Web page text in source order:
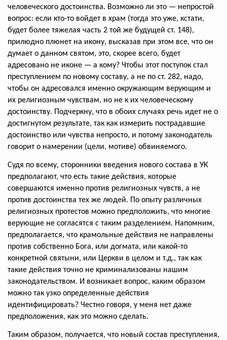
человеческого достоинства. Возможно ли это — непростой
вопрос: если кто-то войдет в храм (тогда это уже, кстати,
будет более тяжелая часть 2 той же будущей ст. 148),
прилюдно плюнет на икону, высказав при этом все, что он
думает о данном святом, это, скорее всего, будет
адресовано не иконе — а кому? Чтобы этот поступок стал
преступлением по новому составу, а не по ст. 282, надо,
чтобы он адресовался именно окружающим верующим и
их религиозным чувствам, но не к их человеческому
достоинству. Подчеркну, что в обоих случаях речь идет не о
достигнутом результате, так как измерить пострадавшие
достоинство или чувства непросто, и потому законодатель
говорит о намерении (цели, мотиве) обвиняемого.
Судя по всему, сторонники введения нового состава в УК
предполагают, что есть такие действия, которые
совершаются именно против религиозных чувств, а не
против достоинства тех же людей. По опыту различных
религиозных протестов можно предположить, что многие
верующие не согласятся с таким разделением. Напомним,
предполагается, что крамольные действия не направлены
против собственно Бога, или догмата, или какой-то
конкретной святыни, или Церкви в целом и т.д., так как
такие действия точно не криминализованы нашим
законодательством. И возникает вопрос, каким образом
можно так узко определенные действия
идентифицировать? Честно говоря, у меня нет даже
предположения, как это можно сделать.
Таким образом, получается, что новый состав преступления,